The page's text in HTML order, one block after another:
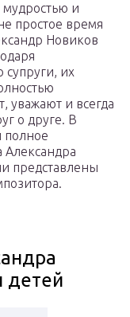
и
простое время
Новиков
супруги, их
уважают и всегда
о друге. В
полное
представлены
детей